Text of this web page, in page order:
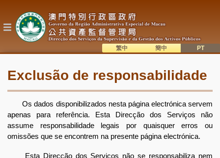
o
conteúdo
錄
Exclusão de responsabilidade
Os dados disponibilizados nesta página electrónica servem
apenas para referência. Esta Direcção dos Serviços não
assume responsabilidade legais por quaisquer erros ou
omissões que se encontrem na presente página electrónica.
Esta Direcção dos Serviços não se responsabiliza nem